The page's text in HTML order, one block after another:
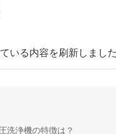
いる内容を刷新しました
洗浄機の特徴は？